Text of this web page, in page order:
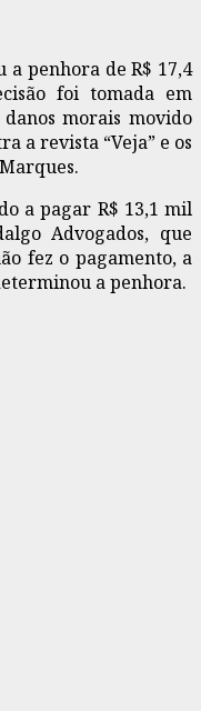
a penhora de R$ 17,4
foi tomada em
morais movido
a revista “Veja” e os
a pagar R$ 13,1 mil
Advogados, que
fez o pagamento, a
a penhora.